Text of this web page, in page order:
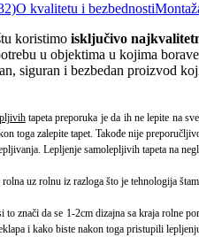
O kvalitetu i bezbednosti
koristimo isključivo najkvalite
u objektima u kojima
siguran i bezbedan proizvod
tapeta preporuka je da ih ne lepite na
toga zalepite tapet.Takođe nije
Lepljenje samolepljivih tapeta na
rolna uz rolnu iz razloga što je tehnologija
to znači da se 1-2cm dizajna sa kraja
i kako biste nakon toga pristupili